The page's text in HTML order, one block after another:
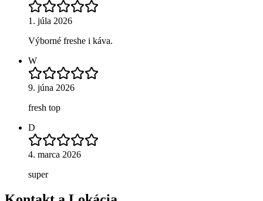
1. júla 2026
Výborné freshe i káva.
W
9. júna 2026
fresh top
D
4. marca 2026
super